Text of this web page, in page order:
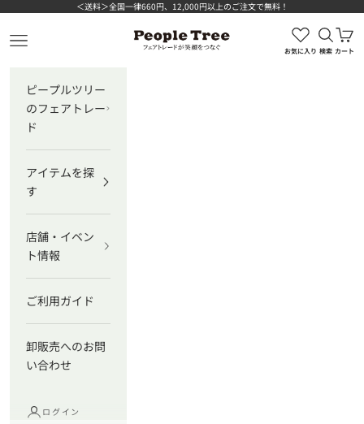
コンテンツへスキップ＜送料＞全国一律660円、12,000円以上のご注文で無料！
ピープルツリー公式オンラインショップ
メニューを開く
お気に入り
検索を
検索
カ
カート
ピープルツリー
のフェアトレー
ド
アイテムを探
す
店舗・イベン
ト情報
ご利用ガイド
卸販売へのお問
い合わせ
ログイン